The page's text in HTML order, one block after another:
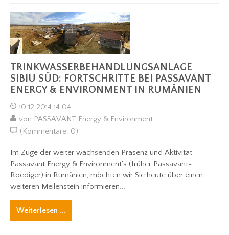
TRINKWASSERBEHANDLUNGSANLAGE
SIBIU SÜD: FORTSCHRITTE BEI PASSAVANT
ENERGY & ENVIRONMENT IN RUMÄNIEN
10.12.2014 14:04
von PASSAVANT Energy & Environment
(Kommentare: 0)
Im Zuge der weiter wachsenden Präsenz und Aktivität
Passavant Energy & Environment’s (früher Passavant-
Roediger) in Rumänien, möchten wir Sie heute über einen
weiteren Meilenstein informieren...
Weiterlesen ...